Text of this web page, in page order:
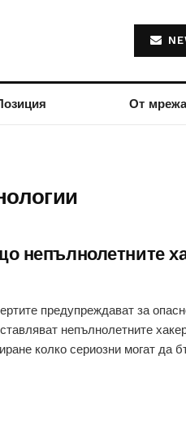
От
непълнолетните
предупреждават за
непълнолетните
колко сериозни могат да